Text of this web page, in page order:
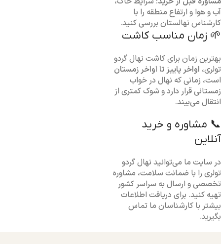
آب و هوا و ارتفاع منطقه را با
کارشناس نهالستان بررسی کنید.
🌱 زمان مناسب کاشت
بهترین زمان برای کاشت نهال گردو
تولری، اواخر پاییز تا اواخر زمستان
است، زمانی که نهال در خواب
زمستانی قرار دارد و شوک کمتری از
انتقال می‌بیند.
📞 مشاوره و خرید
آنلاین
در سایت ما می‌توانید نهال گردو
تولری را با ضمانت سلامت، مشاوره
تخصصی و ارسال به سراسر کشور
تهیه کنید. برای دریافت اطلاعات
بیشتر با کارشناسان ما تماس
بگیرید.